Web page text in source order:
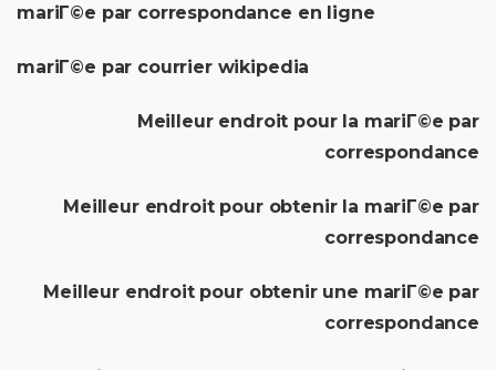
mariГ©e par correspondance en ligne
mariГ©e par courrier wikipedia
Meilleur endroit pour la mariГ©e par
correspondance
Meilleur endroit pour obtenir la mariГ©e par
correspondance
Meilleur endroit pour obtenir une mariГ©e par
correspondance